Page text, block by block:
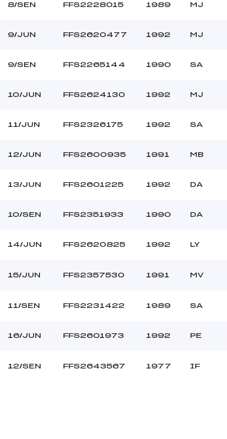
8/SEN FFS2228015 1989 MJ
9/JUN FFS2620477 1992 MJ
9/SEN FFS2265144 1990 SA
10/JUN FFS2624130 1992 MJ
11/JUN FFS2326175 1992 SA
12/JUN FFS2600935 1991 MB
13/JUN FFS2601225 1992 DA
10/SEN FFS2351933 1990 DA
14/JUN FFS2620825 1992 LY
15/JUN FFS2357530 1991 MV
11/SEN FFS2231422 1989 SA
16/JUN FFS2601973 1992 PE
12/SEN FFS2643567 1977 IF